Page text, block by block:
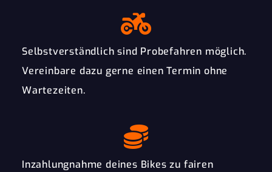
Selbstverständlich sind Probefahren möglich.
Vereinbare dazu gerne einen Termin ohne
Wartezeiten.
Inzahlungnahme deines Bikes zu fairen